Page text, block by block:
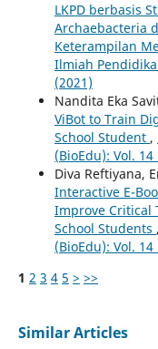
LKPD berbasis
Archaebacteria
Keterampilan
Ilmiah
(2021)
Nandita Eka
ViBot to Train
School Student ,
(BioEdu): Vol.
Diva Reftiyana,
Interactive E-
Improve Critical
School Students ,
(BioEdu): Vol.
1 2 3 4 5 > >>
Similar Articles